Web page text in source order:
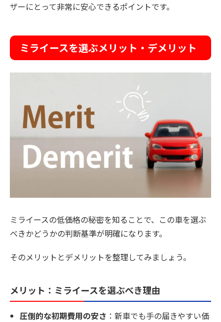
ザーにとって非常に安心できるポイントです。
ミライースを選ぶメリット・デメリット
ミライースの低価格の秘密を知ることで、この車を選ぶ
べきかどうかの判断基準が明確になります。
そのメリットとデメリットを整理してみましょう。
メリット：ミライースを選ぶべき理由
圧倒的な初期費用の安さ ：新車でも手の届きやすい価